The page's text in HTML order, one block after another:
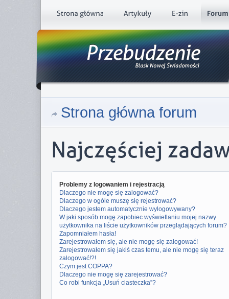
Strona główna forum
Najczęściej
Problemy z logowaniem i rejestracją
Dlaczego nie mogę się zalogować?
Dlaczego w ogóle muszę się rejestrować?
Dlaczego jestem automatycznie wylogowywany?
W jaki sposób mogę zapobiec wyświetlaniu mojej nazwy
użytkownika na liście użytkowników przeglądających forum?
Zapomniałem hasła!
Zarejestrowałem się, ale nie mogę się zalogować!
Zarejestrowałem się jakiś czas temu, ale nie mogę się teraz
zalogować!?!
Czym jest COPPA?
Dlaczego nie mogę się zarejestrować?
Co robi funkcja „Usuń ciasteczka”?